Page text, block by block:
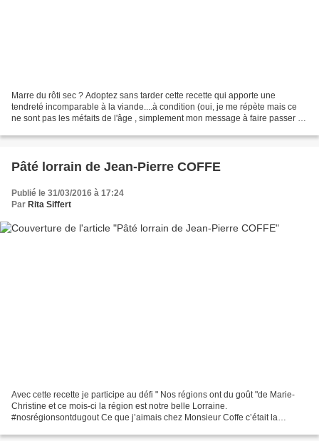
Marre du rôti sec ? Adoptez sans tarder cette recette qui apporte une
tendreté incomparable à la viande....à condition (oui, je me répète mais ce
ne sont pas les méfaits de l'âge , simplement mon message à faire passer ...)
Pâté lorrain de Jean-Pierre COFFE
Publié le 31/03/2016 à 17:24
Par Rita Siffert
Avec cette recette je participe au défi " Nos régions ont du goût "de Marie-
Christine et ce mois-ci la région est notre belle Lorraine.
#nosrégionsontdugout Ce que j’aimais chez Monsieur Coffe c’était la